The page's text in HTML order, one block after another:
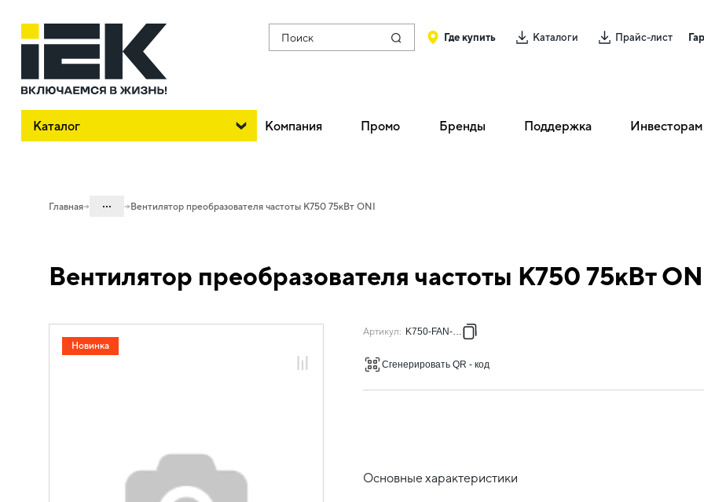
Поиск Где купить Каталоги Прайс-лист
Каталог Компания Промо Бренды Поддержка Инвесторам
Главная ...
30. Автоматизация зданий и процессов
30.02 Системы электропривода
30.02.07.01 Комплектующие для ПЧ
Вентилятор преобразователя частоты K750 75кВт ONI
Вентилятор преобразователя частоты K750 75кВт
Новинка
Артикул: K750-FAN-75G
Сгенерировать QR - код
Основные характеристики